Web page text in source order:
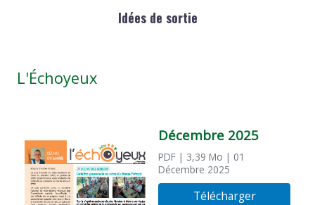
Idées de sortie
L'Échoyeux
Décembre 2025
PDF | 3,39 Mo | 01
Décembre 2025
Télécharger